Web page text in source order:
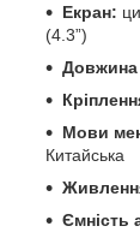
Екран:
(4.3”)
Мови
Китайська
Ємність